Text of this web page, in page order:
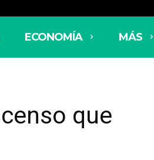
ECONOMÍA MÁS
que